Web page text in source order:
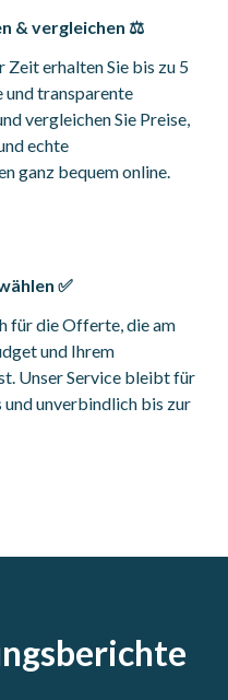
& vergleichen ⚖️
erhalten Sie bis zu 5
und transparente
vergleichen Sie Preise,
echte
ganz bequem online.
✅
für die Offerte, die am
und Ihrem
Unser Service bleibt für
unverbindlich bis zur